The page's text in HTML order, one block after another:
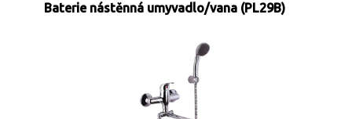
Baterie nástěnná umyvadlo/vana (PL29B)